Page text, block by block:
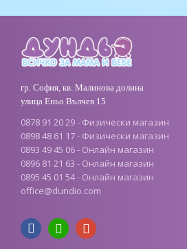
гр. София, кв. Малинова долина
улица Еньо Вълчев 15
0878 91 20 29 - Физически магазин
0898 48 61 17 - Физически магазин
0893 49 45 06 - Онлайн магазин
0896 81 21 63 - Онлайн магазин
0895 45 01 54 - Онлайн магазин
office@dundio.com